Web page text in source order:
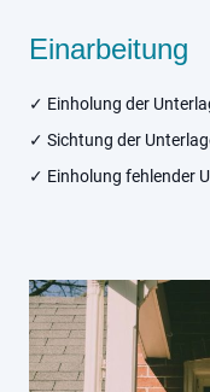
Einarbeitung
✓ Einholung der
✓ Sichtung der
✓ Einholung fehlender